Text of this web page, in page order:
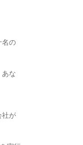
名の
あな
社が